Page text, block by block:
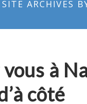
ARCHIVES
à
côté